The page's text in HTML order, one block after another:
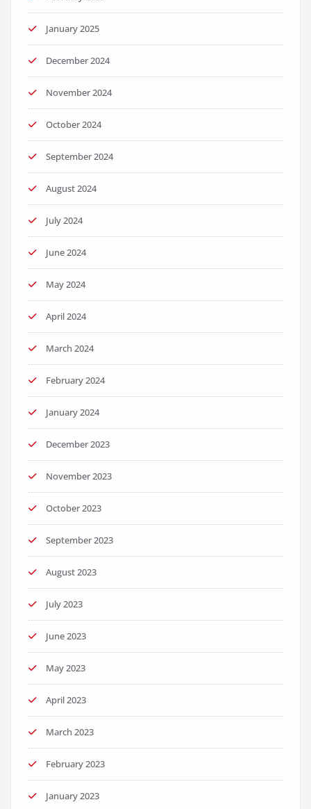
January 2025
December 2024
November 2024
October 2024
September 2024
August 2024
July 2024
June 2024
May 2024
April 2024
March 2024
February 2024
January 2024
December 2023
November 2023
October 2023
September 2023
August 2023
July 2023
June 2023
May 2023
April 2023
March 2023
February 2023
January 2023